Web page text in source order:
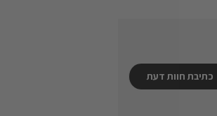
כתיבת חוות דעת